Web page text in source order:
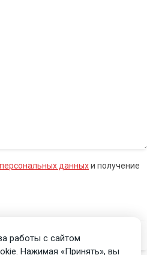
данныхи получение
работы с сайтом
Нажимая «Принять», вы